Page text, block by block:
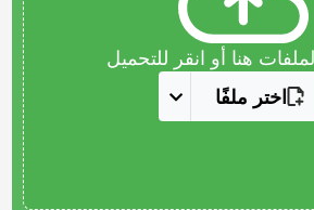
هنا أو انقر للتحميل
اختر ملفًا